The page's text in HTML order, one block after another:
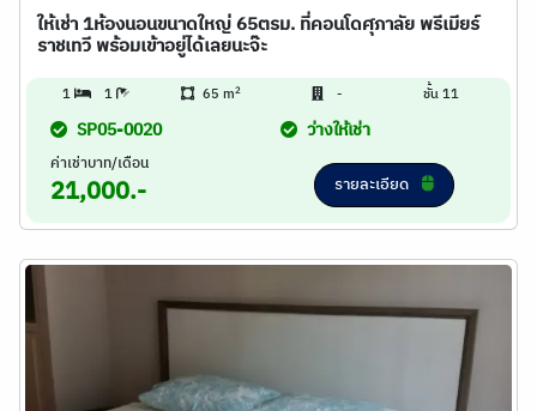
ให้เช่า 1ห้องนอนขนาดใหญ่ 65ตรม. ที่คอนโดศุภาลัย พรีเมียร์
ราชเทวี พร้อมเข้าอยู่ได้เลยนะจ๊ะ
1 1 65 m2 - ชั้น 11
SP05-0020 ว่างให้เช่า
ค่าเช่าบาท/เดือน
21,000.- รายละเอียด